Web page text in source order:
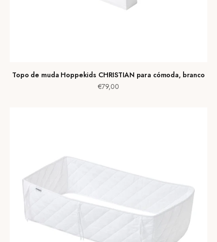
Topo de muda Hoppekids CHRISTIAN para cómoda, branco
Preço de venda
€79,00